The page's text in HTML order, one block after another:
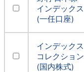
インデックス
(一任口座)
インデックス
コレクション
(国内株式)